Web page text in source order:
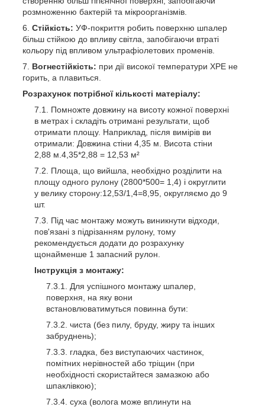
розмноженню бактерій та мікроорганізмів.
Стійкість: УФ-покриття робить поверхню шпалер
більш стійкою до впливу світла, запобігаючи втраті
кольору під впливом ультрафіолетових променів.
Вогнестійкість: при дії високої температури ХРЕ не
горить, а плавиться.
Розрахунок потрібної кількості матеріалу:
Помножте довжину на висоту кожної поверхні
в метрах і складіть отримані результати, щоб
отримати площу. Наприклад, після вимірів ви
отримали: Довжина стіни 4,35 м. Висота стіни
2,88 м.4,35*2,88 = 12,53 м²
Площа, що вийшла, необхідно розділити на
площу одного рулону (2800*500= 1,4) і округлити
у велику сторону:12,53/1,4=8,95, округляємо до 9
шт.
Під час монтажу можуть виникнути відходи,
пов'язані з підрізанням рулону, тому
рекомендується додати до розрахунку
щонайменше 1 запасний рулон.
Інструкція з монтажу:
Для успішного монтажу шпалер,
поверхня, на яку вони
встановлюватимуться повинна бути:
чиста (без пилу, бруду, жиру та інших
забруднень);
гладка, без виступаючих частинок,
помітних нерівностей або тріщин (при
необхідності скористайтеся замазкою або
шпаклівкою);
суха (волога може вплинути на